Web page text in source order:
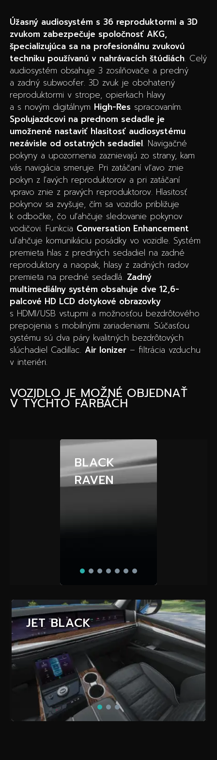
Úžasný audiosystém s 36 reproduktormi a 3D
zvukom zabezpečuje spoločnosť AKG,
špecializujúca sa na profesionálnu zvukovú
techniku používanú v nahrávacích štúdiách. Celý
audiosystém obsahuje 3 zosilňovače a predný
a zadný subwoofer. 3D zvuk je obohatený
reproduktormi v strope, opierkach hlavy
a s novým digitálnym High-Res spracovaním.
Spolujazdcovi na prednom sedadle je
umožnené nastaviť hlasitosť audiosystému
nezávisle od ostatných sedadiel. Navigačné
pokyny a upozornenia zaznievajú zo strany, kam
vás navigácia smeruje. Pri zatáčaní vľavo znie
pokyn z ľavých reproduktorov a pri zatáčaní
vpravo znie z pravých reproduktorov. Hlasitosť
pokynov sa zvyšuje, čím sa vozidlo približuje
k odbočke, čo uľahčuje sledovanie pokynov
vodičovi. Funkcia Conversation Enhancement
uľahčuje komunikáciu posádky vo vozidle. Systém
premieta hlas z predných sedadiel na zadné
reproduktory a naopak, hlasy z zadných radov
premieta na predné sedadlá. Zadný
multimediálny systém obsahuje dve 12,6-
palcové HD LCD dotykové obrazovky
s HDMI/USB vstupmi a možnosťou bezdrôtového
prepojenia s mobilnými zariadeniami. Súčasťou
systému sú dva páry kvalitných bezdrôtových
slúchadiel Cadillac. Air Ionizer – filtrácia vzduchu
v interiéri.
VOZIDLO JE MOŽNÉ OBJEDNAŤ
V TÝCHTO FARBÁCH
BLACK
RAVEN
JET BLACK